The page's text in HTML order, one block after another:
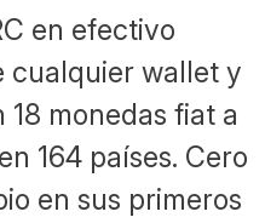
en efectivo
cualquier wallet y
monedas fiat a
164 países. Cero
en sus primeros